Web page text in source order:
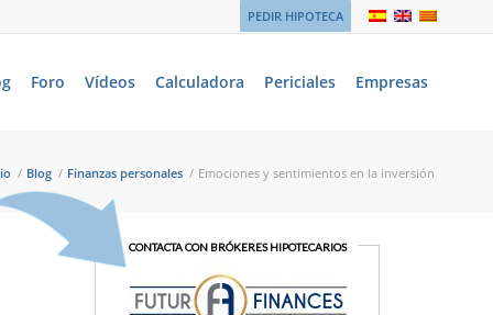
PEDIR HIPOTECA
Foro Vídeos Calculadora Periciales Empresas
/ Blog / Finanzas personales / Emociones y sentimientos en la inversión